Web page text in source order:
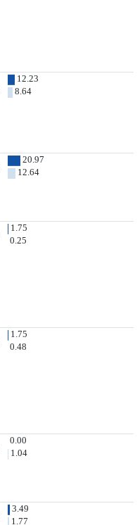
12.23
8.64
20.97
12.64
1.75
0.25
1.75
0.48
0.00
1.04
3.49
1.77